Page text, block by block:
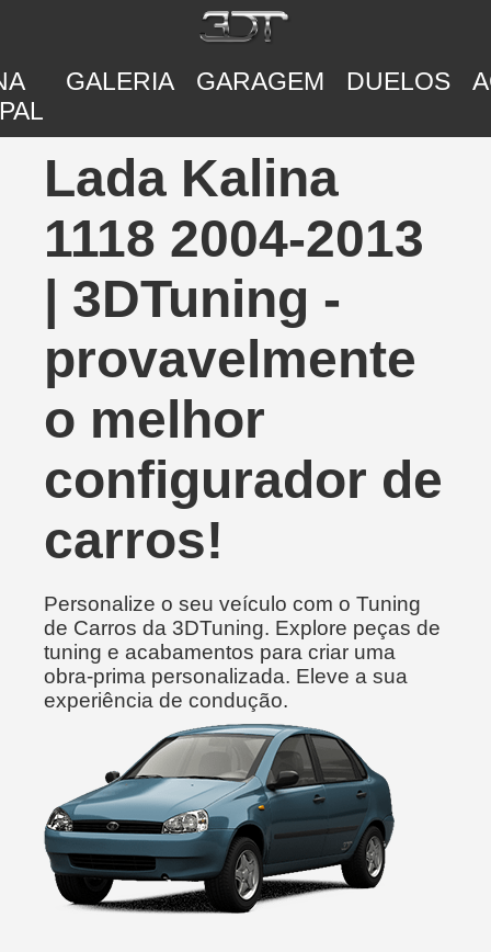
GALERIA GARAGEM DUELOS
Lada Kalina
1118 2004-2013
| 3DTuning -
provavelmente
o melhor
configurador de
carros!
Personalize o seu veículo com o Tuning
de Carros da 3DTuning. Explore peças de
tuning e acabamentos para criar uma
obra-prima personalizada. Eleve a sua
experiência de condução.